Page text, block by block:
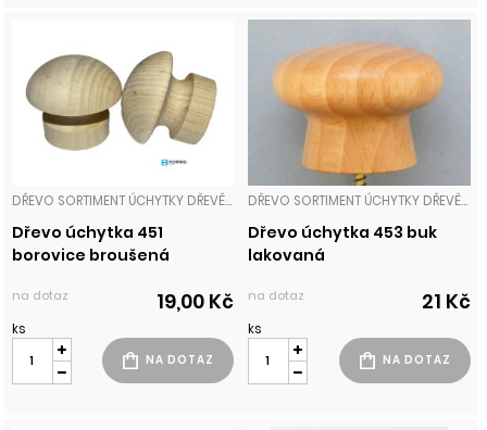
DŘEVO SORTIMENT ÚCHYTKY DŘEVĚNÉ
Dřevo úchytka 451
borovice broušená
na dotaz 19,00 Kč
ks
DŘEVO SORTIMENT ÚCHYTKY DŘEVĚNÉ
Dřevo úchytka 453 buk
lakovaná
na dotaz 21 Kč
ks